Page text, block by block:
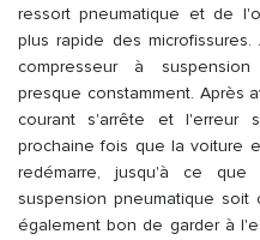
ressort pneumatique et de
plus rapide des
compresseur à
presque constamment. Après
courant s'arrête et l'erreur
prochaine fois que la voiture
redémarre, jusqu'à ce que
suspension pneumatique soit
également bon de garder à